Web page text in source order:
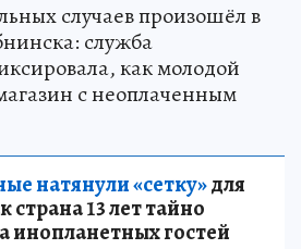
случаев произошёл в
служба
как молодой
с неоплаченным
натянули «сетку»для
13 лет тайно
инопланетных гостей